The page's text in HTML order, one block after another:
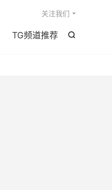

TG频道推荐
关注我们